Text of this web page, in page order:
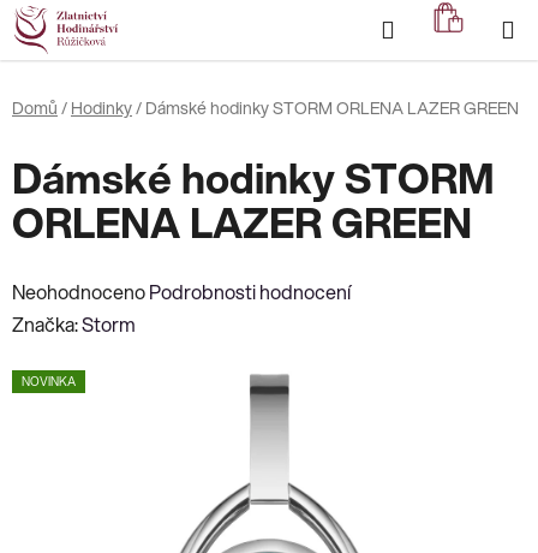
Přejít
na
obsah
Hledat
KOŠÍK
Domů / Hodinky/ Dámské hodinky STORM ORLENA LAZER GREEN
Dámské hodinky STORM
ORLENA LAZER GREEN
Průměrné
hodnocení
je
NeohodnocenoPodrobnosti hodnocení
Značka:Storm
NOVINKA